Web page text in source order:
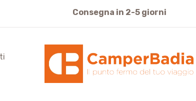
Acquisti sicuri pagamento con Carte di Credito